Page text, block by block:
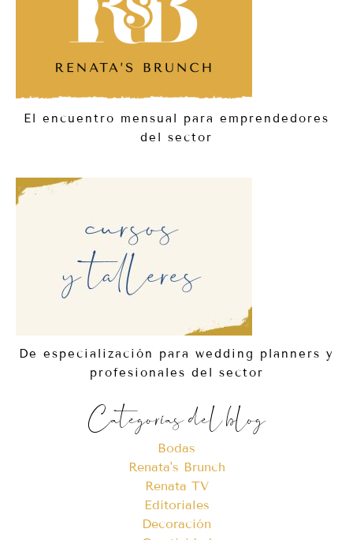
El encuentro mensual para emprendedores
del sector
De especialización para wedding planners y
profesionales del sector
Categorías del blog
Bodas
Renata's Brunch
Renata TV
Editoriales
Decoración